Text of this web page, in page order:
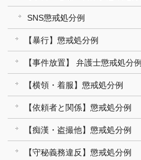
SNS懲戒処分例
【暴行】懲戒処分例
【事件放置】 弁護士懲戒処分例
【横領・着服】懲戒処分例
【依頼者と関係】懲戒処分例
【痴漢・盗撮他】懲戒処分例
【守秘義務違反】懲戒処分例